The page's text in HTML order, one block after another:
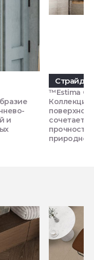
и
Страйд
™Estima
сочетает